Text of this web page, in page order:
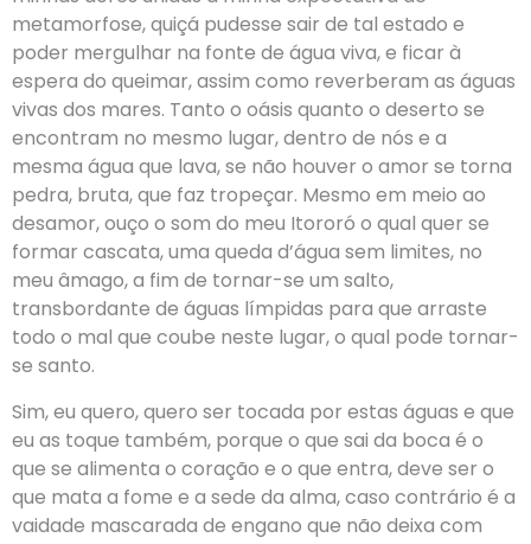
metamorfose, quiçá pudesse sair de tal estado e
poder mergulhar na fonte de água viva, e ficar à
espera do queimar, assim como reverberam as águas
vivas dos mares. Tanto o oásis quanto o deserto se
encontram no mesmo lugar, dentro de nós e a
mesma água que lava, se não houver o amor se torna
pedra, bruta, que faz tropeçar. Mesmo em meio ao
desamor, ouço o som do meu Itororó o qual quer se
formar cascata, uma queda d’água sem limites, no
meu âmago, a fim de tornar-se um salto,
transbordante de águas límpidas para que arraste
todo o mal que coube neste lugar, o qual pode tornar-
se santo.
Sim, eu quero, quero ser tocada por estas águas e que
eu as toque também, porque o que sai da boca é o
que se alimenta o coração e o que entra, deve ser o
que mata a fome e a sede da alma, caso contrário é a
vaidade mascarada de engano que não deixa com